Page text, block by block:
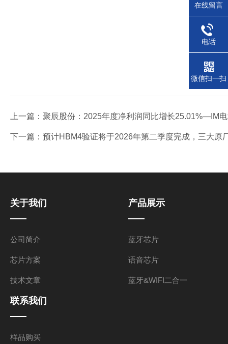
上一篇： 聚辰股份：2025年度净利润同比增长25.01%—IM
下一篇： 预计HBM4验证将于2026年第二季度完成，三大
关于我们
公司简介
芯片方案
技术文章
产品展示
蓝牙芯片
语音芯片
蓝牙&WIFI二合一
联系我们
样品购买
在线留言
电话
微信扫一扫